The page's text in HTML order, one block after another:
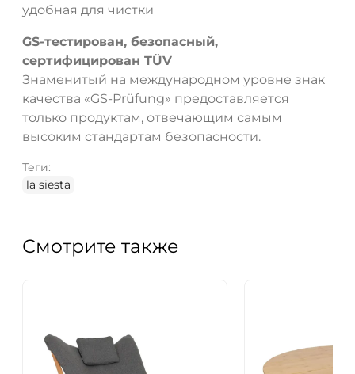
удобная для чистки
GS-тестирован, безопасный,
сертифицирован TÜV
Знаменитый на международном уровне знак
качества «GS-Prüfung» предоставляется
только продуктам, отвечающим самым
высоким стандартам безопасности.
Теги:
la siesta
Смотрите также